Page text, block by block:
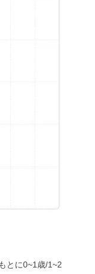
とに0~1歳/1~2